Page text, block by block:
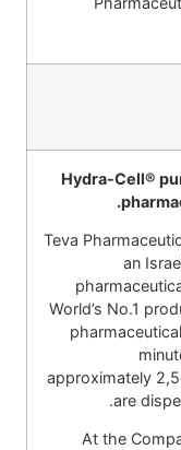
Hydra-Cell®
Teva
an
World’s No.1
approximately
are
At the